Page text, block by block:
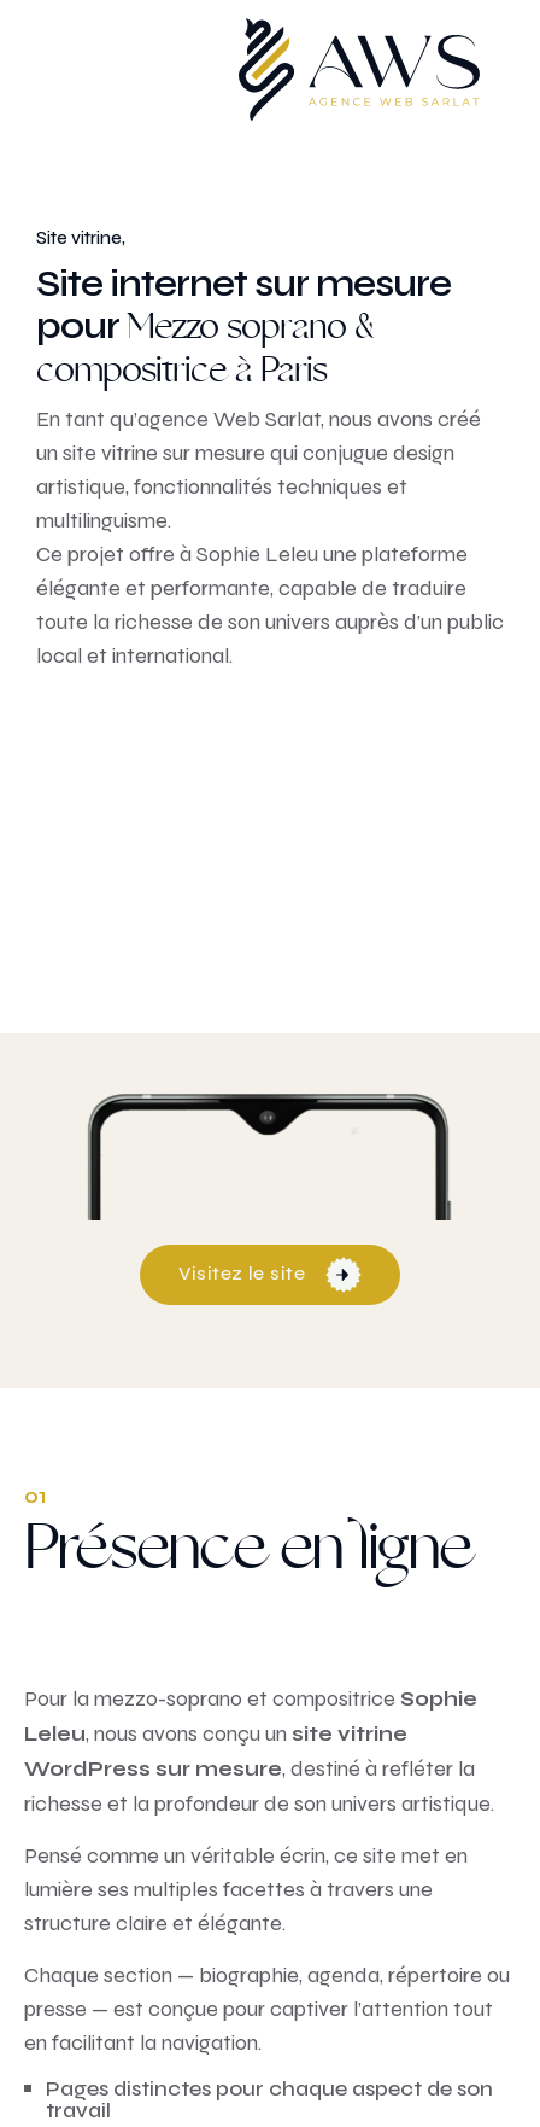
Site vitrine,
Site internet sur mesure
pourMezzo soprano &
compositrice à Paris
En tant qu’agence Web Sarlat, nous avons créé
un site vitrine sur mesure qui conjugue design
artistique, fonctionnalités techniques et
multilinguisme.
Ce projet offre à Sophie Leleu une plateforme
élégante et performante, capable de traduire
toute la richesse de son univers auprès d’un public
local et international.
Visitez le site
01
Présence en ligne
Pour la mezzo-soprano et compositrice Sophie
Leleu, nous avons conçu un site vitrine
WordPress sur mesure, destiné à refléter la
richesse et la profondeur de son univers artistique.
Pensé comme un véritable écrin, ce site met en
lumière ses multiples facettes à travers une
structure claire et élégante.
Chaque section — biographie, agenda, répertoire ou
presse — est conçue pour captiver l’attention tout
en facilitant la navigation.
Pages distinctes pour chaque aspect de son
travail